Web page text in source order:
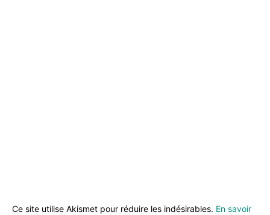
Ce site utilise Akismet pour réduire les indésirables. En savoir